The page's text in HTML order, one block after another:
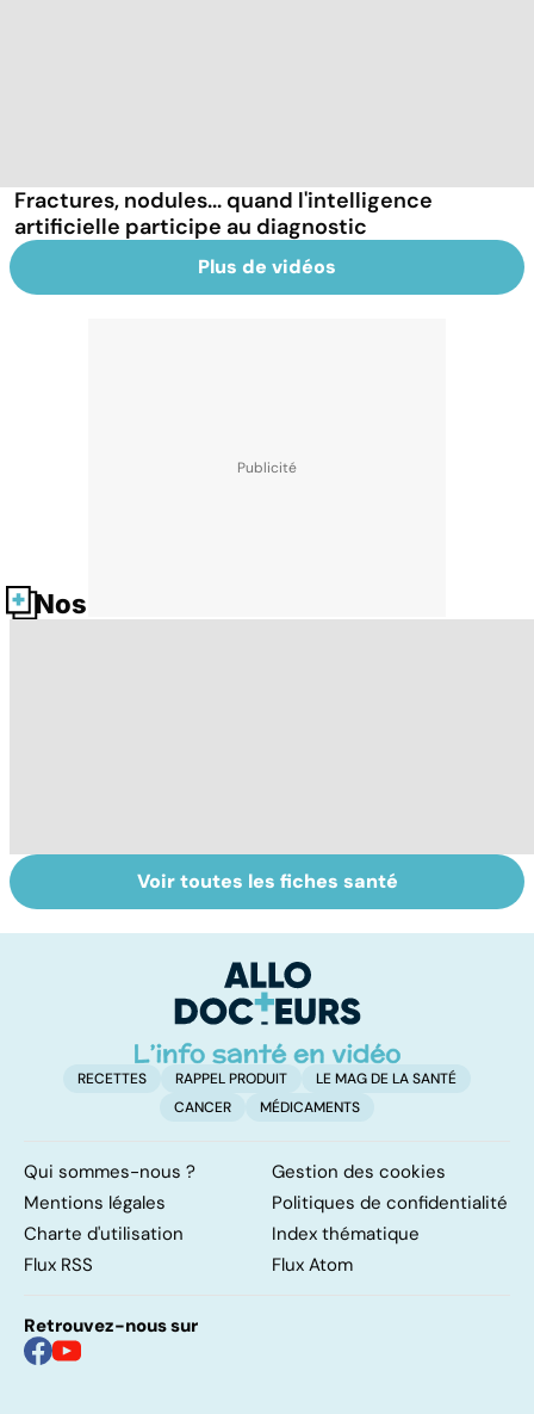
Fractures, nodules... quand l'intelligence
artificielle participe au diagnostic
Plus de vidéos
Nos fiches santé
Ostéoporose :
préserver le
Tout savoir sur
les infections
Voir toutes les fiches santé
RECETTES RAPPEL PRODUIT
LE MAG DE LA SANTÉ
CANCER
MÉDICAMENTS
Qui sommes-nous ?
Gestion des cookies
Mentions légales
Politiques de confidentialité
Charte d'utilisation
Index thématique
Flux RSS
Flux Atom
Retrouvez-nous sur